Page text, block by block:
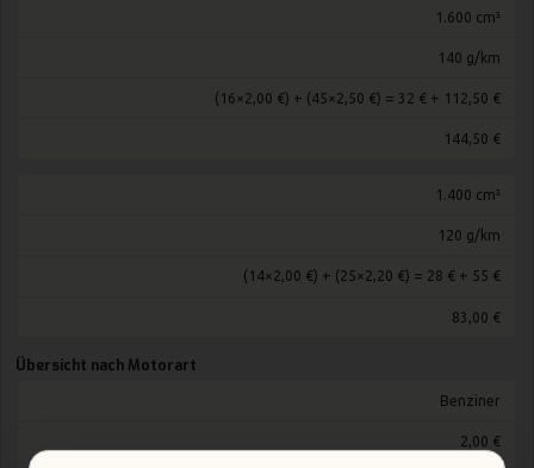
1.600 cm³
140 g/km
(16×2,00 €) + (45×2,50 €) = 32 € + 112,50 €
144,50 €
1.400 cm³
120 g/km
(14×2,00 €) + (25×2,20 €) = 28 € + 55 €
83,00 €
Übersicht nach Motorart
Benziner
2,00 €